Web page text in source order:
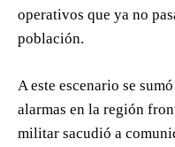
operativos que ya no
población.
A este escenario se
alarmas en la región
militar sacudió a